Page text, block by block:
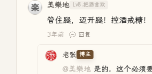
美樂地 Lv8.把酒言欢
管住腿，迈开腿！控酒戒糖！
3年前 回复
老张 博主
@美樂地 是的，这个必须